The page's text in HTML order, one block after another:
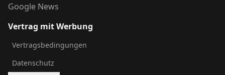
Google News
Vertrag mit Werbung
Vertragsbedingungen
Datenschutz